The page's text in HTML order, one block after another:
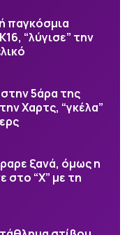
παγκόσμια
“λύγισε” την
5άρα της
Χαρτς, “γκέλα”
ξανά, όμως η
στο “Χ” με τη